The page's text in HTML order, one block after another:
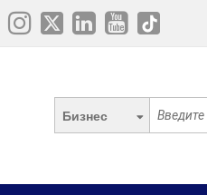
Бизнес